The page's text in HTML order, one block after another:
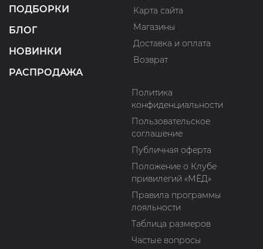
ПОДБОРКИ
БЛОГ
НОВИНКИ
РАСПРОДАЖА
Карта сайта
Магазины
Доставка и оплата
Возврат
Политика
конфиденциальности
Пользовательское
соглашение
Публичная оферта
Положение о Клубе
привилегий «МЁД»
Правила программы
лояльности
Таблица размеров
Частые вопросы